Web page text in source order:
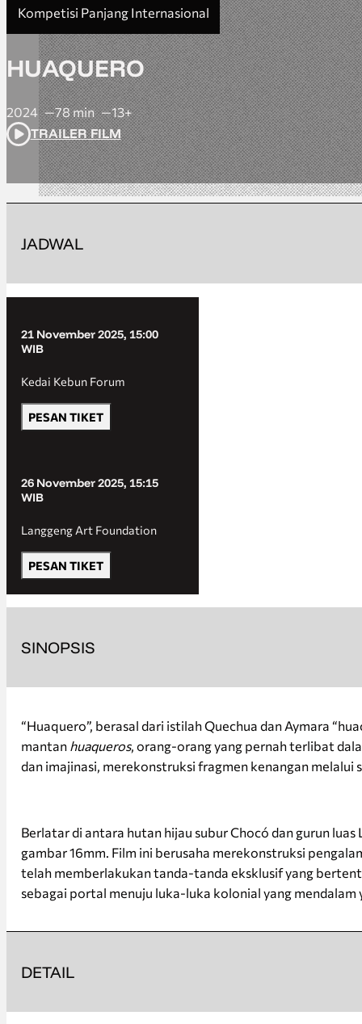
HUAQUERO
Kompetisi Panjang Internasional
2024 78 min
13+
TRAILER FILM
SINOPSIS
“Huaquero”, berasal dari istilah Quechua dan Aymara
mantan huaqueros, orang-orang yang pernah terlibat
dan imajinasi, merekonstruksi fragmen kenangan melalui
Berlatar di antara hutan hijau subur Chocó dan gurun
gambar 16mm. Film ini berusaha merekonstruksi
telah memberlakukan tanda-tanda eksklusif yang
sebagai portal menuju luka-luka kolonial yang
JADWAL
21 November 2025, 15:00
WIB
Kedai Kebun Forum
PESAN TIKET
26 November 2025, 15:15
WIB
Langgeng Art Foundation
PESAN TIKET
DETAIL